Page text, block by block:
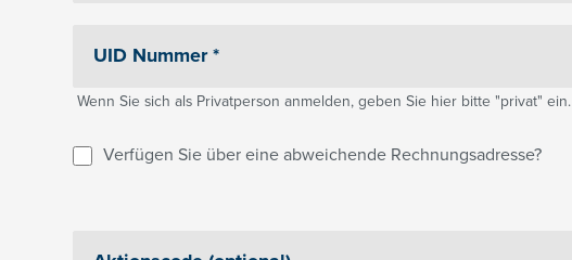
Wenn Sie sich als Privatperson anmelden, geben Sie hier bitte "privat" ein.
Verfügen Sie über eine abweichende Rechnungsadresse?